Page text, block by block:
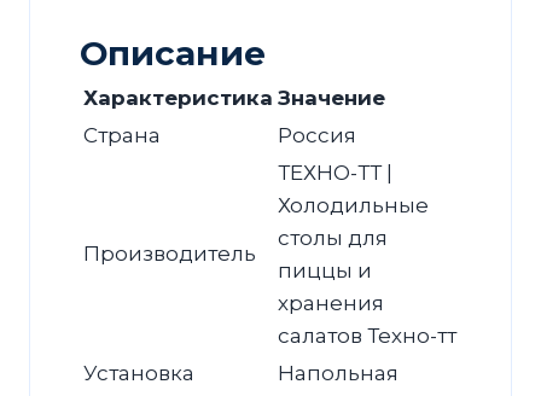
Описание
Характеристика Значение
Страна
Россия
Производитель
ТЕХНО-ТТ |
Холодильные
столы для
пиццы и
хранения
салатов Техно-тт
Установка
Напольная